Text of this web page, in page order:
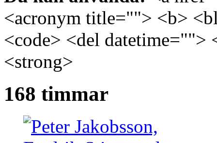
<acronym title=""> <b>
<code> <del
<strong>
168 timmar